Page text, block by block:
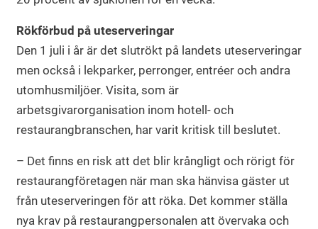
Rökförbud på uteserveringar
Den 1 juli i år är det slutrökt på landets uteserveringar
men också i lekparker, perronger, entréer och andra
utomhusmiljöer. Visita, som är
arbetsgivarorganisation inom hotell- och
restaurangbranschen, har varit kritisk till beslutet.
– Det finns en risk att det blir krångligt och rörigt för
restaurangföretagen när man ska hänvisa gäster ut
från uteserveringen för att röka. Det kommer ställa
nya krav på restaurangpersonalen att övervaka och